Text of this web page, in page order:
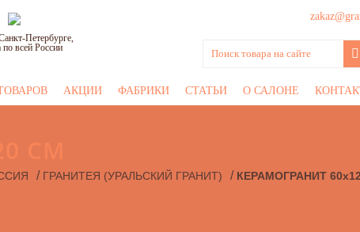
Петербурге,
по всей России
АКЦИИ ФАБРИКИ СТАТЬИ О САЛОНЕ
/ ГРАНИТЕЯ (УРАЛЬСКИЙ ГРАНИТ) / КЕРАМОГРАНИТ